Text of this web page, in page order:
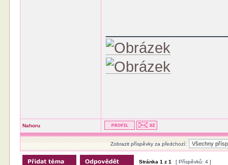
Nahoru
Zobrazit příspěvky za předchozí:
Stránka1 z1 [ Příspěvků: 4 ]